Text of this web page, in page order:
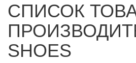
СПИСОК
SHOES